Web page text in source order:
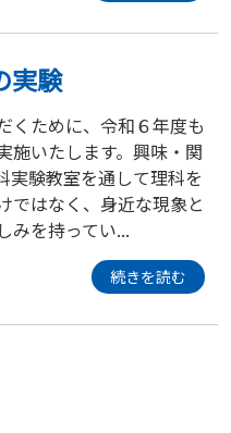
実験
くために、令和６年度も
施いたします。興味・関
実験教室を通して理科を
ではなく、身近な現象と
みを持ってい...
続きを読む